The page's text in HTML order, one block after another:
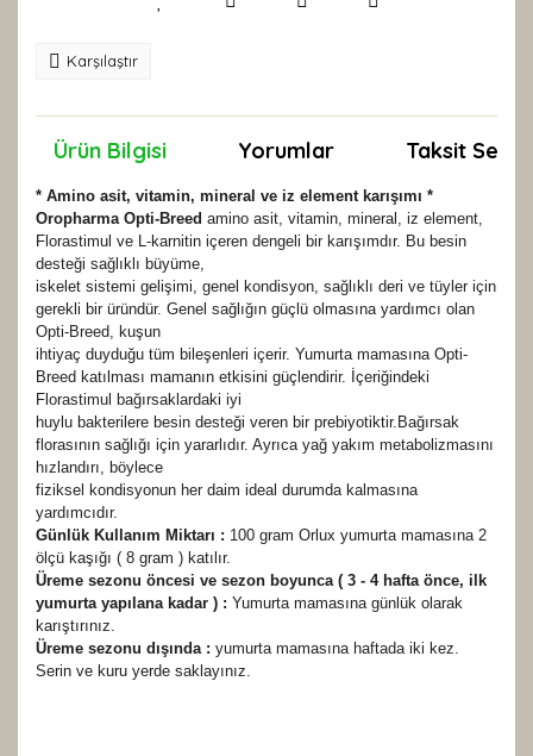
Karşılaştır
Ürün Bilgisi Yorumlar Taksit
* Amino asit, vitamin, mineral ve iz element karışımı *
Oropharma Opti-Breed amino asit, vitamin, mineral, iz element,
Florastimul ve L-karnitin içeren dengeli bir karışımdır. Bu besin
desteği sağlıklı büyüme,
iskelet sistemi gelişimi, genel kondisyon, sağlıklı deri ve tüyler için
gerekli bir üründür. Genel sağlığın güçlü olmasına yardımcı olan
Opti-Breed, kuşun
ihtiyaç duyduğu tüm bileşenleri içerir. Yumurta mamasına Opti-
Breed katılması mamanın etkisini güçlendirir. İçeriğindeki
Florastimul bağırsaklardaki iyi
huylu bakterilere besin desteği veren bir prebiyotiktir.Bağırsak
florasının sağlığı için yararlıdır. Ayrıca yağ yakım metabolizmasını
hızlandırı, böylece
fiziksel kondisyonun her daim ideal durumda kalmasına
yardımcıdır.
Günlük Kullanım Miktarı : 100 gram Orlux yumurta mamasına 2
ölçü kaşığı ( 8 gram ) katılır.
Üreme sezonu öncesi ve sezon boyunca ( 3 - 4 hafta önce, ilk
yumurta yapılana kadar ) : Yumurta mamasına günlük olarak
karıştırınız.
Üreme sezonu dışında : yumurta mamasına haftada iki kez.
Serin ve kuru yerde saklayınız.